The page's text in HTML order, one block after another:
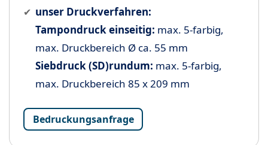
unser Druckverfahren:
Tampondruck einseitig: max. 5-farbig,
max. Druckbereich Ø ca. 55 mm
Siebdruck (SD)rundum: max. 5-farbig,
max. Druckbereich 85 x 209 mm
Bedruckungsanfrage